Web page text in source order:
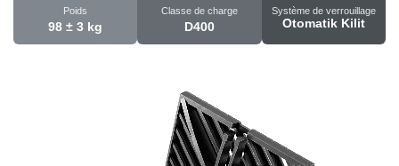
Poids
98 ± 3 kg
Classe de charge
D400
Système de verrouillage
Otomatik Kilit